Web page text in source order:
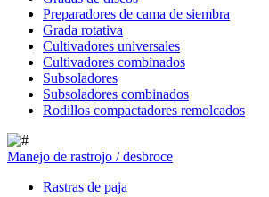
Preparadores de cama de siembra
Grada rotativa
Cultivadores universales
Cultivadores combinados
Subsoladores
Subsoladores combinados
Rodillos compactadores remolcados
Manejo de rastrojo / desbroce
Rastras de paja